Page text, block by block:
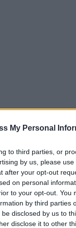
My Personal
to third parties, or
by us, please
after your opt-out
on personal
to your opt-out. You
by third parties
disclosed by us to
disclose it to other